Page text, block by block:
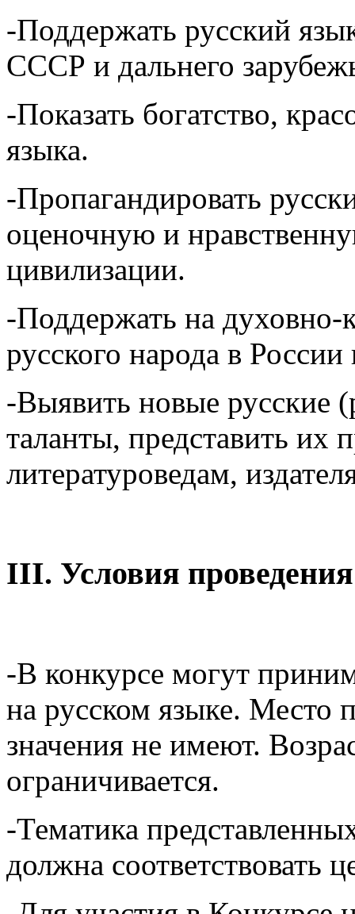
-Поддержать русский
СССР и дальнего
-Показать богатство,
языка.
-Пропагандировать
оценочную и
цивилизации.
-Поддержать на духовно-
русского народа в
-Выявить новые русские
таланты, представить их
литературоведам,
III. Условия
-В конкурсе могут
на русском языке. Место
значения не имеют.
ограничивается.
-Тематика
должна соответствовать